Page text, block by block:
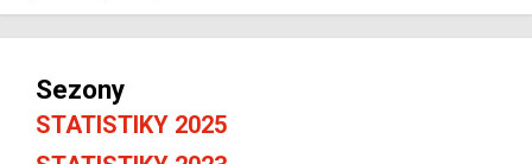
Sezony
STATISTIKY 2025